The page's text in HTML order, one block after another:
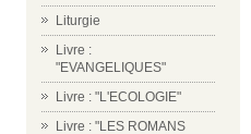
Liturgie
Livre :
"EVANGELIQUES"
Livre : "L'ECOLOGIE"
Livre : "LES ROMANS